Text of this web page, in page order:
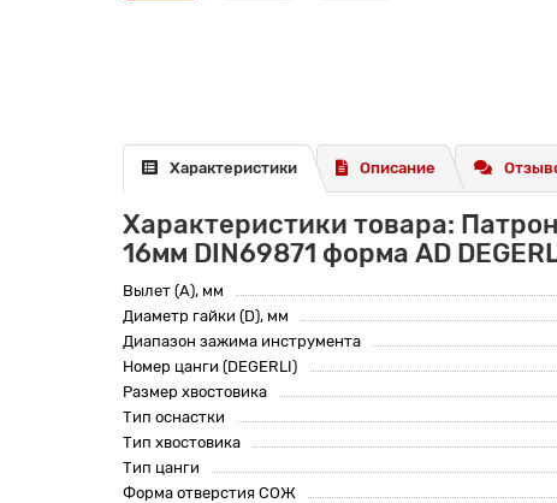
Характеристики Описание
Характеристики товара:
16мм DIN69871 форма AD
Вылет (A), мм
Диаметр гайки (D), мм
Диапазон зажима инструмента
Номер цанги (DEGERLI)
Размер хвостовика
Тип оснастки
Тип хвостовика
Тип цанги
Форма отверстия СОЖ